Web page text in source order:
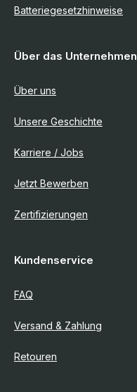
Batteriegesetzhinweise
Über das Unternehmen
Über uns
Unsere Geschichte
Karriere / Jobs
Jetzt Bewerben
Zertifizierungen
Kundenservice
FAQ
Versand & Zahlung
Retouren